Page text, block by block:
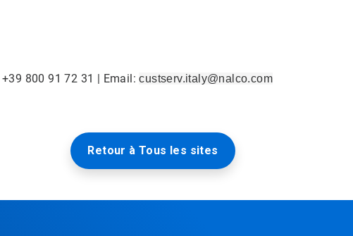
+39 800 91 72 31 | Email:custserv.italy@nalco.com
Retour à Tous les sites